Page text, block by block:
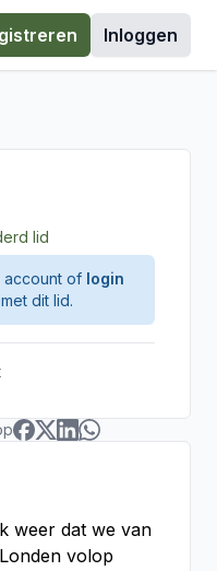
Inloggen
lid
account of login
dit lid.
weer dat we van
volop